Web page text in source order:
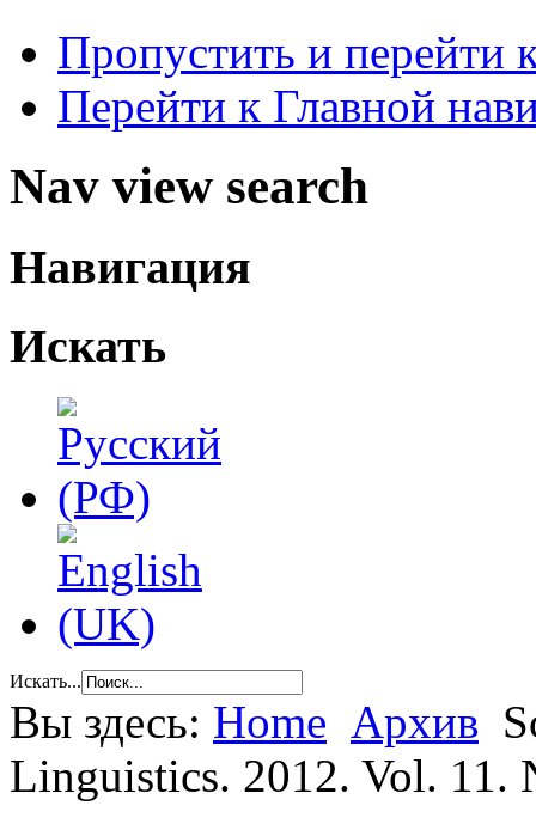
Пропустить и перейти
Перейти к Главной
Nav view search
Навигация
Искать
Искать...
Вы здесь: Home Архив
Linguistics. 2012. Vol. 11.